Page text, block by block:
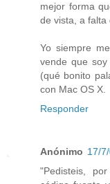
mejor forma
de vista, a falta
Yo siempre
vende que
(qué bonito
con Mac OS X.
Responder
Anónimo 17/
"Pedisteis,